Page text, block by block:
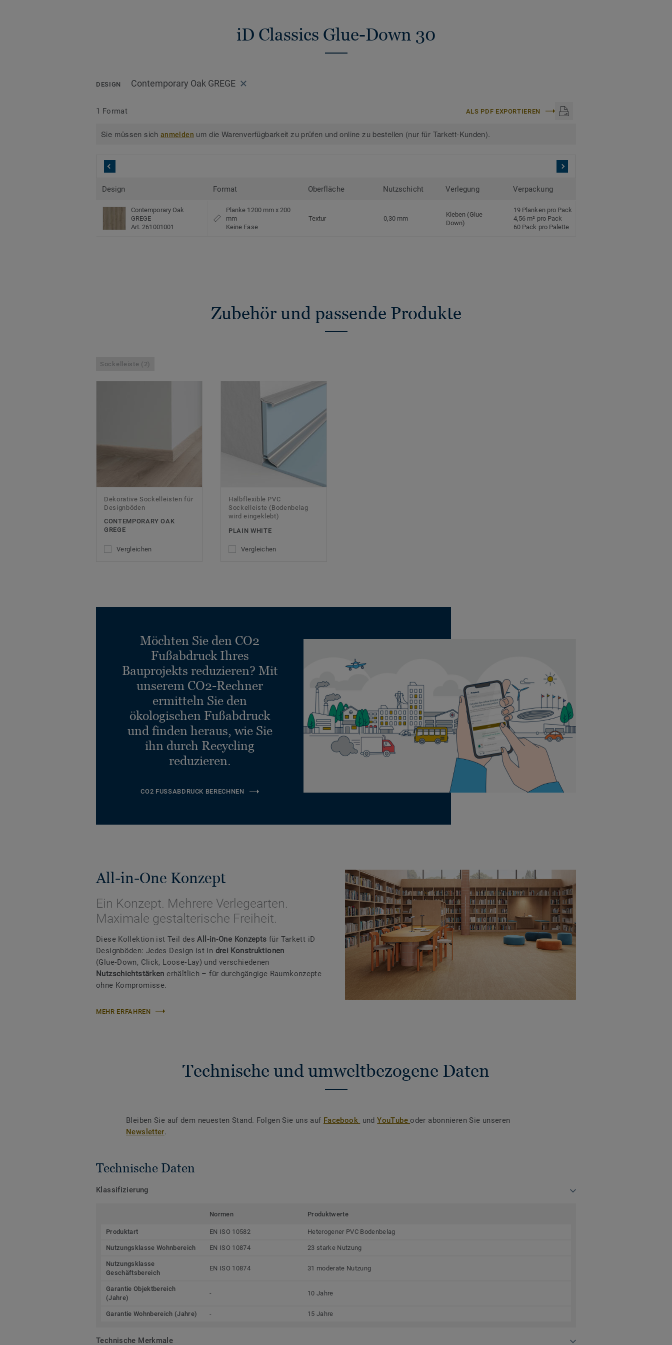
iD Classics Glue-Down 30
DESIGN Contemporary Oak GREGE
1 Format ALS PDF EXPORTIEREN
Sie müssen sichanmelden um die Warenverfügbarkeit zu prüfen und online zu bestellen (nur für Tarkett-Kunden).
Design Format Oberfläche Nutzschicht Verlegung Verpackung
Contemporary Oak
GREGE
Art. 261001001
Planke 1200 mm x 200
mm
Keine Fase
Textur 0,30 mm
Kleben (Glue
Down)
19 Planken pro Pack
4,56 m² pro Pack
60 Pack pro Palette
Zubehör und passende Produkte
Sockelleiste (2)
Dekorative Sockelleisten für
Designböden
CONTEMPORARY OAK
GREGE
Vergleichen
Halbflexible PVC
Sockelleiste (Bodenbelag
wird eingeklebt)
PLAIN WHITE
Vergleichen
Möchten Sie den CO2
Fußabdruck Ihres
Bauprojekts reduzieren? Mit
unserem CO2-Rechner
ermitteln Sie den
ökologischen Fußabdruck
und finden heraus, wie Sie
ihn durch Recycling
reduzieren.
CO2 FUSSABDRUCK BERECHNEN
All-in-One Konzept
Ein Konzept. Mehrere Verlegearten.
Maximale gestalterische Freiheit.
Diese Kollektion ist Teil desAll‑in‑One Konzepts für Tarkett iD
Designböden: Jedes Design ist in drei Konstruktionen
(Glue‑Down, Click, Loose‑Lay) und verschiedenen
Nutzschichtstärken erhältlich – für durchgängige Raumkonzepte
ohne Kompromisse.
MEHR ERFAHREN
Technische und umweltbezogene Daten
Bleiben Sie auf dem neuesten Stand. Folgen Sie uns auf Facebook undYouTubeoder abonnieren Sie unseren
Newsletter.
Technische Daten
Klassifizierung
Normen Produktwerte
Produktart EN ISO 10582 Heterogener PVC Bodenbelag
Nutzungsklasse Wohnbereich EN ISO 10874 23 starke Nutzung
Nutzungsklasse
Geschäftsbereich
EN ISO 10874 31 moderate Nutzung
Garantie Objektbereich
(Jahre)
- 10 Jahre
Garantie Wohnbereich (Jahre) - 15 Jahre
Technische Merkmale